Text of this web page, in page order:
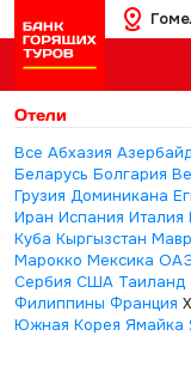
Отели
Все Абхазия
Беларусь Болгария
Грузия Доминикана
Иран Испания Италия
Куба Кыргызстан
Марокко Мексика
Сербия США Таиланд
Филиппины Франция
Южная Корея Ямайка